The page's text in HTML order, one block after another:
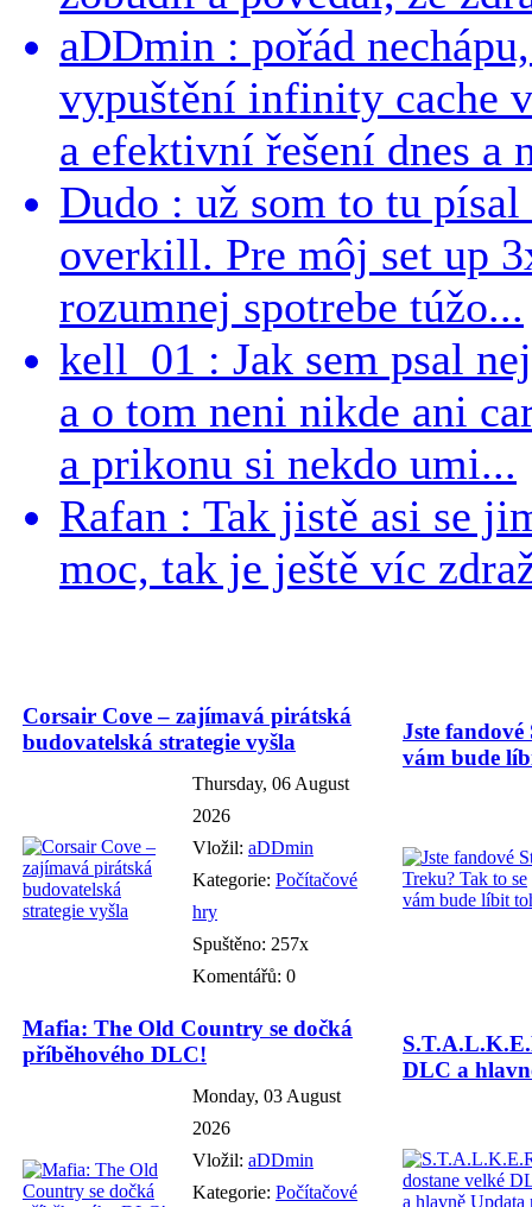
aDDmin : pořád
vypuštění infinity cache
a efektivní řešení dnes a
Dudo : už som to tu
overkill. Pre môj set up
rozumnej spotrebe túžo...
kell_01 : Jak sem psal
a o tom neni nikde ani
a prikonu si nekdo umi...
Rafan : Tak jistě asi se
moc, tak je ještě víc
Corsair Cove – zajímavá pirátská
budovatelská strategie vyšla
Thursday, 06 August
2026
Vložil: aDDmin
Kategorie: Počítačové
hry
Spuštěno: 257x
Komentářů: 0
Jste
vám bude
Mafia: The Old Country se dočká
příběhového DLC!
Monday, 03 August
2026
Vložil: aDDmin
Kategorie: Počítačové
DLC a